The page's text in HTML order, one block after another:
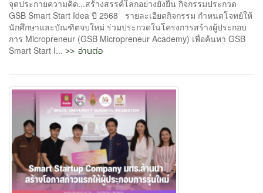
จุดประกายความคิด...สร้างสรรค์โลกอย่างยั่งยืน กิจกรรมประกวด
GSB Smart Start Idea ปี 2568 รายละเอียดกิจกรรม กำหนดโจทย์ให้
นักศึกษาและบัณฑิตจบใหม่ ร่วมประกวดในโครงการสร้างผู้ประกอบ
การ Micropreneur (GSB Micropreneur Academy) เพื่อค้นหา GSB
Smart Start I... >> อ่านต่อ